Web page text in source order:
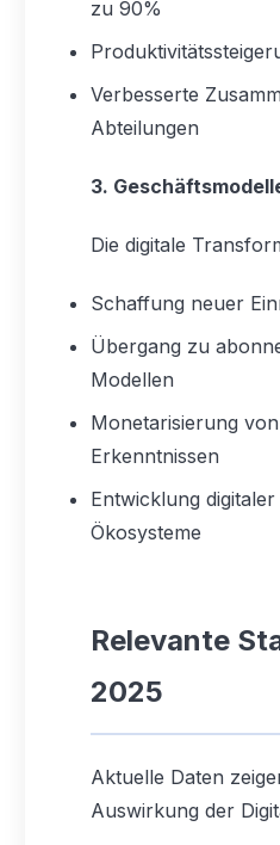
zu 90%
Verbesserte
Abteilungen
3.
Die digitale
Schaffung neuer
Übergang zu
Modellen
Monetarisierung
Erkenntnissen
Entwicklung
Ökosysteme
Relevante
2025
Aktuelle Daten
Auswirkung der